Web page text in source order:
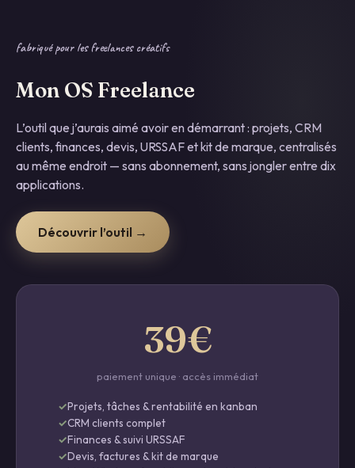
fabriqué pour les freelances créatifs
Mon OS Freelance
L’outil que j’aurais aimé avoir en démarrant : projets, CRM
clients, finances, devis, URSSAF et kit de marque, centralisés
au même endroit — sans abonnement, sans jongler entre dix
applications.
Découvrir l’outil →
39€
paiement unique · accès immédiat
Projets, tâches & rentabilité en kanban
CRM clients complet
Finances & suivi URSSAF
Devis, factures & kit de marque